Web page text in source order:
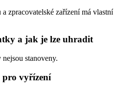
zpracovatelské zařízení má vlastní
a jak je lze uhradit
stanoveny.
pro vyřízení